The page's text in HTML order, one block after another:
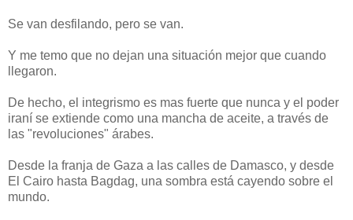
Se van desfilando, pero se van.
Y me temo que no dejan una situación mejor que cuando
llegaron.
De hecho, el integrismo es mas fuerte que nunca y el poder
iraní se extiende como una mancha de aceite, a través de
las "revoluciones" árabes.
Desde la franja de Gaza a las calles de Damasco, y desde
El Cairo hasta Bagdag, una sombra está cayendo sobre el
mundo.